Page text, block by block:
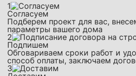
1
Согласуем
Подберем проект для вас,
параметры вашего дома
2
Подпишем
Обговариваем сроки работ и
способ оплаты, заключаем
3